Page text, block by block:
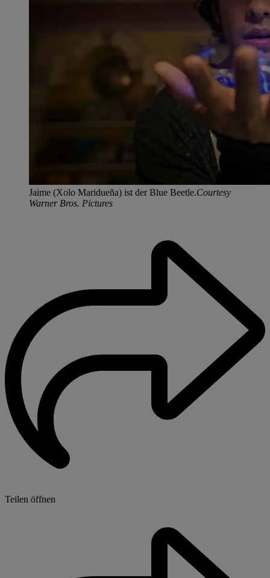
Jaime (Xolo Maridueña) ist der Blue Beetle.Courtesy
Warner Bros. Pictures
Teilen öffnen